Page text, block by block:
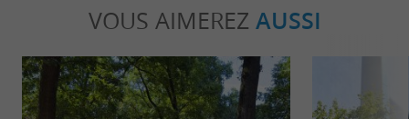
VOUS AIMEREZ AUSSI